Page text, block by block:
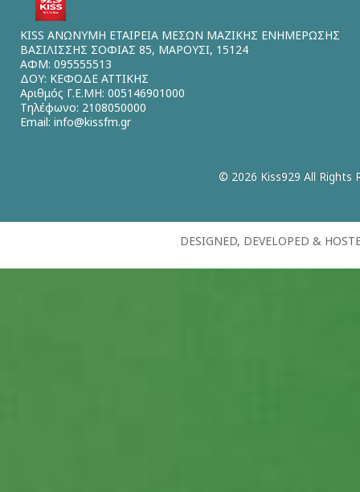
KISS ΑΝΩΝΥΜΗ ΕΤΑΙΡΕΙΑ ΜΕΣΩΝ ΜΑΖΙΚΗΣ ΕΝΗΜΕΡΩΣΗΣ
ΒΑΣΙΛΙΣΣΗΣ ΣΟΦΙΑΣ 85, ΜΑΡΟΥΣΙ, 15124
ΑΦΜ: 095555513
ΔΟΥ: ΚΕΦΟΔΕ ΑΤΤΙΚΗΣ
Αριθμός Γ.Ε.ΜΗ: 005146901000
Τηλέφωνο: 2108050000
Email: info@kissfm.gr
© 2026 Kiss929 All Rights
DESIGNED, DEVELOPED &